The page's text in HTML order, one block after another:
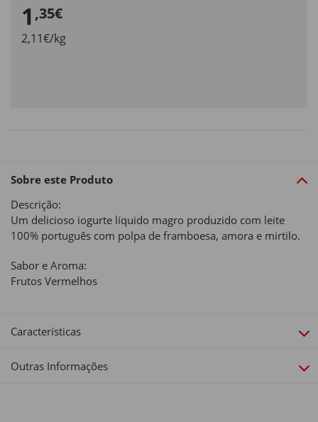
1 ,35€
2,11€/kg
Sobre este Produto
Descrição:
Um delicioso iogurte líquido magro produzido com leite
100% português com polpa de framboesa, amora e mirtilo.
Sabor e Aroma:
Frutos Vermelhos
Características
Outras Informações